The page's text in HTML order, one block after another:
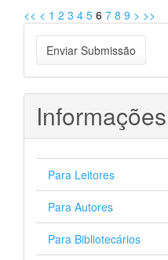
<< < 1 2 3 4 5 6 7 8 9 > >>
Enviar
Submissão
Enviar Submissão
Informações
Para Leitores
Para Autores
Para Bibliotecários